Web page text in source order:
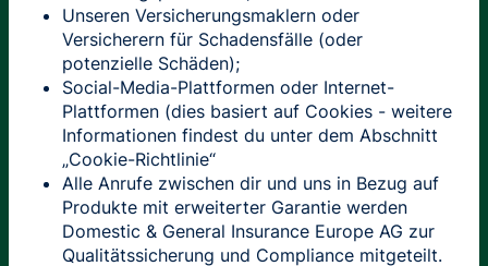
Unseren Versicherungsmaklern oder
Versicherern für Schadensfälle (oder
potenzielle Schäden);
Social-Media-Plattformen oder Internet-
Plattformen (dies basiert auf Cookies - weitere
Informationen findest du unter dem Abschnitt
„Cookie-Richtlinie“
Alle Anrufe zwischen dir und uns in Bezug auf
Produkte mit erweiterter Garantie werden
Domestic & General Insurance Europe AG zur
Qualitätssicherung und Compliance mitgeteilt.